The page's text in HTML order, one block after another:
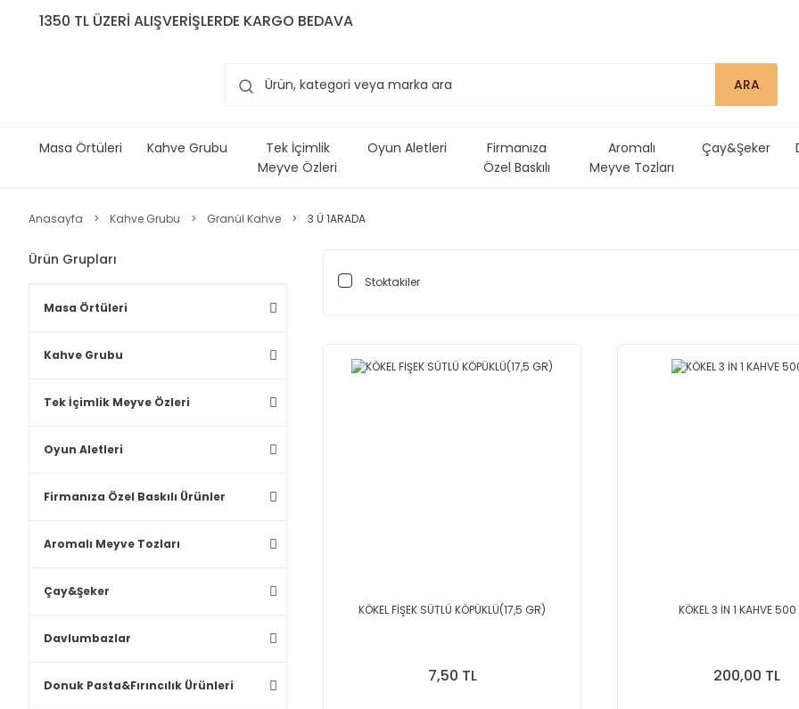
1350 TL ÜZERİ ALIŞVERİŞLERDE KARGO BEDAVA
ARA
Masa Örtüleri Kahve Grubu
Tek İçimlik
Meyve Özleri
Oyun Aletleri
Firmanıza
Özel Baskılı
Aromalı
Meyve Tozları
Çay&Şeker
Anasayfa Kahve Grubu Granül Kahve 3 Ü 1ARADA
Ürün Grupları
Masa Örtüleri
Kahve Grubu
Tek İçimlik Meyve Özleri
Oyun Aletleri
Firmanıza Özel Baskılı Ürünler
Aromalı Meyve Tozları
Çay&Şeker
Davlumbazlar
Donuk Pasta&Fırıncılık Ürünleri
Stoktakiler
KÖKEL FİŞEK SÜTLÜ KÖPÜKLÜ(17,5 GR)
7,50 TL
KÖKEL 3 İN 1 KAHVE
200,00 TL